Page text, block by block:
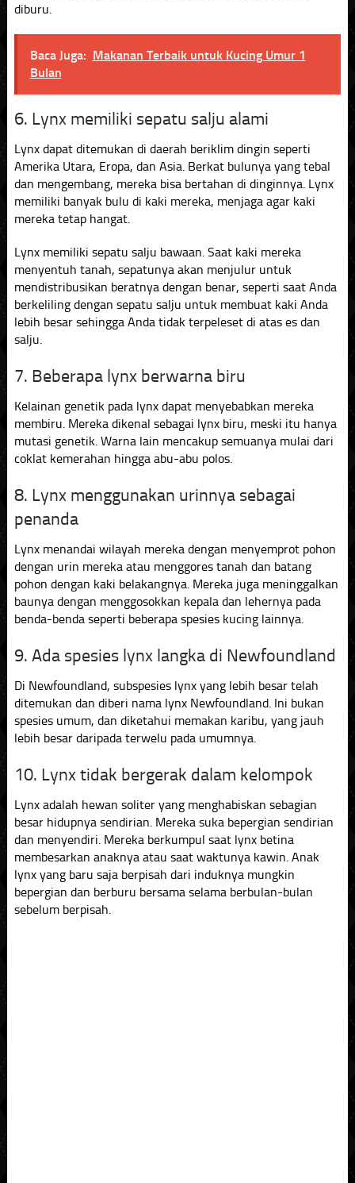
diburu.
Baca Juga: Makanan Terbaik untuk Kucing Umur 1
Bulan
6. Lynx memiliki sepatu salju alami
Lynx dapat ditemukan di daerah beriklim dingin seperti
Amerika Utara, Eropa, dan Asia. Berkat bulunya yang tebal
dan mengembang, mereka bisa bertahan di dinginnya. Lynx
memiliki banyak bulu di kaki mereka, menjaga agar kaki
mereka tetap hangat.
Lynx memiliki sepatu salju bawaan. Saat kaki mereka
menyentuh tanah, sepatunya akan menjulur untuk
mendistribusikan beratnya dengan benar, seperti saat Anda
berkeliling dengan sepatu salju untuk membuat kaki Anda
lebih besar sehingga Anda tidak terpeleset di atas es dan
salju.
7. Beberapa lynx berwarna biru
Kelainan genetik pada lynx dapat menyebabkan mereka
membiru. Mereka dikenal sebagai lynx biru, meski itu hanya
mutasi genetik. Warna lain mencakup semuanya mulai dari
coklat kemerahan hingga abu-abu polos.
8. Lynx menggunakan urinnya sebagai
penanda
Lynx menandai wilayah mereka dengan menyemprot pohon
dengan urin mereka atau menggores tanah dan batang
pohon dengan kaki belakangnya. Mereka juga meninggalkan
baunya dengan menggosokkan kepala dan lehernya pada
benda-benda seperti beberapa spesies kucing lainnya.
9. Ada spesies lynx langka di Newfoundland
Di Newfoundland, subspesies lynx yang lebih besar telah
ditemukan dan diberi nama lynx Newfoundland. Ini bukan
spesies umum, dan diketahui memakan karibu, yang jauh
lebih besar daripada terwelu pada umumnya.
10. Lynx tidak bergerak dalam kelompok
Lynx adalah hewan soliter yang menghabiskan sebagian
besar hidupnya sendirian. Mereka suka bepergian sendirian
dan menyendiri. Mereka berkumpul saat lynx betina
membesarkan anaknya atau saat waktunya kawin. Anak
lynx yang baru saja berpisah dari induknya mungkin
bepergian dan berburu bersama selama berbulan-bulan
sebelum berpisah.